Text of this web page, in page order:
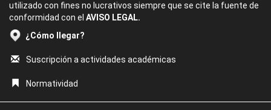
utilizado con fines no lucrativos siempre que se cite la fuente de
conformidad con el AVISO LEGAL.
¿Cómo llegar?
Suscripción a actividades académicas
Normatividad